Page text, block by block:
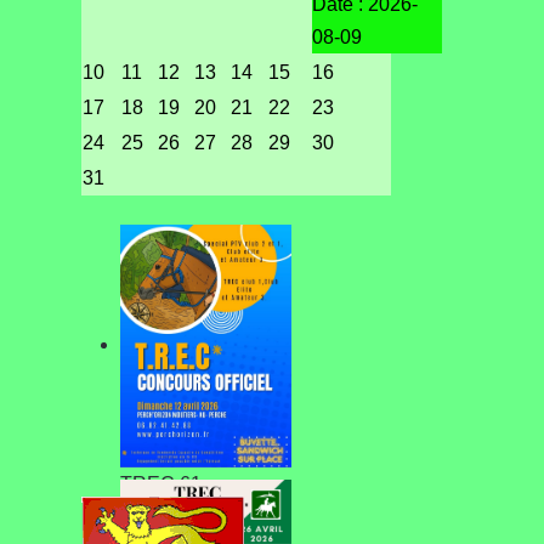
Date : 2026-
08-09
10
11 12 13 14 15
16
17
18 19 20 21 22
23
24
25 26 27 28 29
30
31
TREC 61